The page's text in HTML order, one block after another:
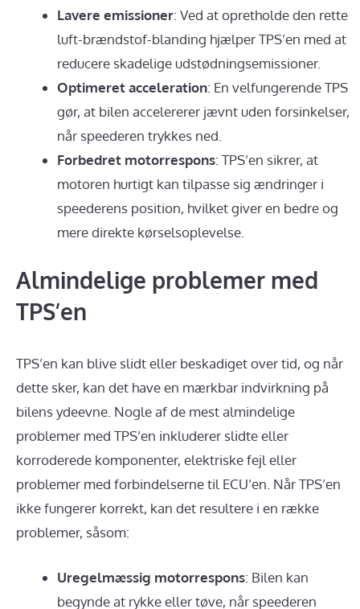
Lavere emissioner: Ved at opretholde den rette
luft-brændstof-blanding hjælper TPS’en med at
reducere skadelige udstødningsemissioner.
Optimeret acceleration: En velfungerende TPS
gør, at bilen accelererer jævnt uden forsinkelser,
når speederen trykkes ned.
Forbedret motorrespons: TPS’en sikrer, at
motoren hurtigt kan tilpasse sig ændringer i
speederens position, hvilket giver en bedre og
mere direkte kørselsoplevelse.
Almindelige problemer med
TPS’en
TPS’en kan blive slidt eller beskadiget over tid, og når
dette sker, kan det have en mærkbar indvirkning på
bilens ydeevne. Nogle af de mest almindelige
problemer med TPS’en inkluderer slidte eller
korroderede komponenter, elektriske fejl eller
problemer med forbindelserne til ECU’en. Når TPS’en
ikke fungerer korrekt, kan det resultere i en række
problemer, såsom:
Uregelmæssig motorrespons: Bilen kan
begynde at rykke eller tøve, når speederen